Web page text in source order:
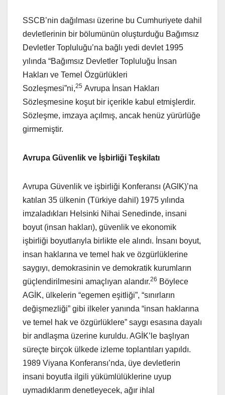
SSCB’nin dağılması üzerine bu Cumhuriyete dahil
devletlerinin bir bölumünün oluşturduğu Bağımsız
Devletler Topluluğu’na bağlı yedi devlet 1995
yılında “Bağımsız Devletler Topluluğu İnsan
Hakları ve Temel Özgürlükleri
Sozleşmesi”ni,25 Avrupa İnsan Hakları
Sözleşmesine koşut bir içerikle kabul etmişlerdir.
Sözleşme, imzaya açılmış, ancak henüz yürürlüğe
girmemiştir.
Avrupa Güvenlik ve İşbirliği Teşkilatı
Avrupa Güvenlik ve işbirliği Konferansı (AGlK)’na
katılan 35 ülkenin (Türkiye dahil) 1975 yılında
imzaladıkları Helsinki Nihai Senedinde, insani
boyut (insan hakları), güvenlik ve ekonomik
işbirliği boyutlarıyla birlikte ele alındı. İnsanı boyut,
insan haklarına ve temel hak ve özgürlüklerine
saygıyı, demokrasinin ve demokratik kurumların
güçlendirilmesini amaçlıyan alandır.26 Böylece
AGİK, ülkelerin “egemen eşitliği”, “sınırların
değişmezliği” gibi ilkeler yanında “insan haklarına
ve temel hak ve özgürlüklere” saygı esasına dayalı
bir andlaşma üzerine kuruldu. AGİK’le başlıyan
süreçte birçok ülkede izleme toplantıları yapıldı.
1989 Viyana Konferansı’nda, üye devletlerin
insani boyutla ilgili yükümlülüklerine uyup
uymadıklarım denetleyecek, ağır ihlal